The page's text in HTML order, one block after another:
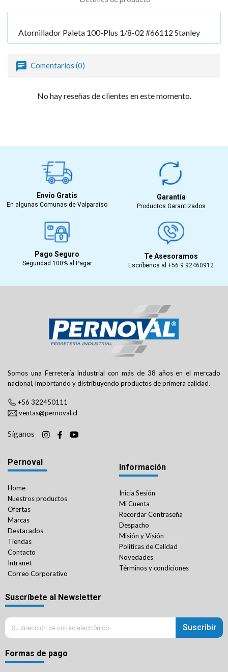
Atornillador Paleta 100-Plus 1/8-02 #66112 Stanley
Comentarios (0)
No hay reseñas de clientes en este momento.
Envío Gratis
En algunas Comunas de Valparaíso
Garantía
Productos Garantizados
Pago Seguro
Seguridad 100% al Pagar
Te Asesoramos
Escríbenos al +56 9 92460912
Somos una Ferretería Industrial con más de 38 años en el mercado
nacional, importando y distribuyendo productos de primera calidad.
+56 322450111
ventas@pernoval.cl
Síganos
Pernoval
Home
Nuestros productos
Ofertas
Marcas
Destacados
Tiendas
Contacto
Intranet
Correo Corporativo
Información
Inicia Sesión
Mi Cuenta
Recordar Contraseña
Despacho
Misión y Visión
Políticas de Calidad
Novedades
Términos y condiciones
Suscríbete al Newsletter
Suscribir
Formas de pago